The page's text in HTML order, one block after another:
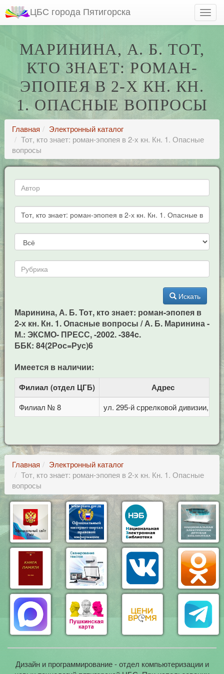
ЦБС города Пятигорска
МАРИНИНА, А. Б. ТОТ,
КТО ЗНАЕТ: РОМАН-
ЭПОПЕЯ В 2-Х КН. КН.
1. ОПАСНЫЕ ВОПРОСЫ
Главная
Электронный каталог
Тот, кто знает: роман-эпопея в 2-х кн. Кн. 1. Опасные
вопросы
Искать
Маринина, А. Б. Тот, кто знает: роман-эпопея в
2-х кн. Кн. 1. Опасные вопросы / А. Б. Маринина -
М.: ЭКСМО- ПРЕСС, -2002. -384c.
ББК: 84(2Рос=Рус)6
Имеется в наличии:
Филиал (отдел ЦГБ) Адрес
Филиал № 8 ул. 295-й сррелковой дивизии, 114
Главная
Электронный каталог
Тот, кто знает: роман-эпопея в 2-х кн. Кн. 1. Опасные
вопросы
Дизайн и программирование - отдел компьютеризации и